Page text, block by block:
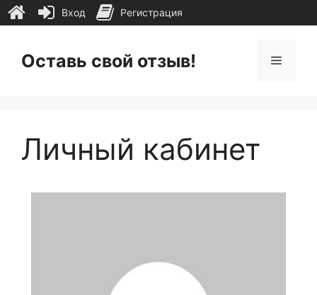
содержимому
Оставь свой отзыв! Меню
Личный кабинет
Вход Регистрация